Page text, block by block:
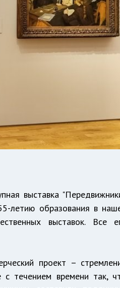
выставка
летию образования в
выставок. Все
проект –
течением времени так,